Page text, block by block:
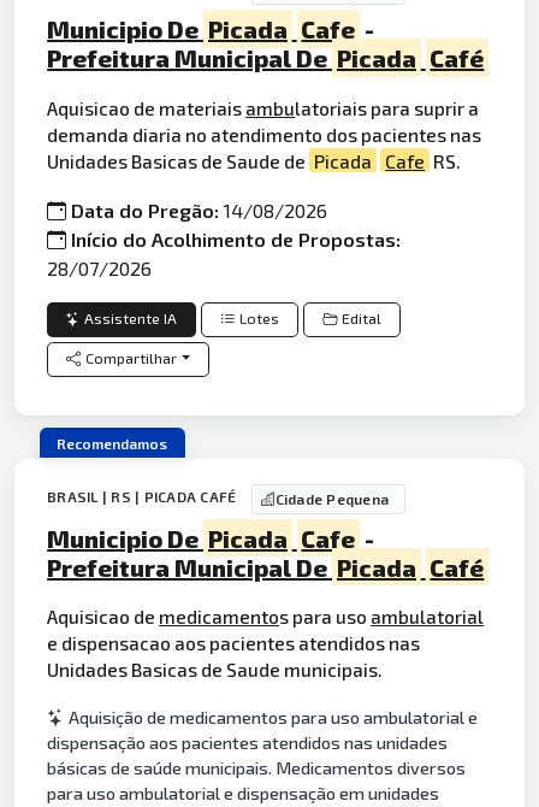
Municipio De Picada Cafe -
Prefeitura Municipal DePicada Café
Aquisicao de materiais ambulatoriais para suprir a
demanda diaria no atendimento dos pacientes nas
Unidades Basicas de Saude de Picada Cafe RS.
Data do Pregão:14/08/2026
Início do Acolhimento de Propostas:
28/07/2026
Assistente IA Lotes Edital
Compartilhar
Recomendamos
BRASIL | RS | PICADA CAFÉ Cidade Pequena
Municipio De Picada Cafe -
Prefeitura Municipal De Picada Café
Aquisicao de medicamentos para uso ambulatorial
e dispensacao aos pacientes atendidos nas
Unidades Basicas de Saude municipais.
Aquisição de medicamentos para uso ambulatorial e
dispensação aos pacientes atendidos nas unidades
básicas de saúde municipais. Medicamentos diversos
para uso ambulatorial e dispensação em unidades